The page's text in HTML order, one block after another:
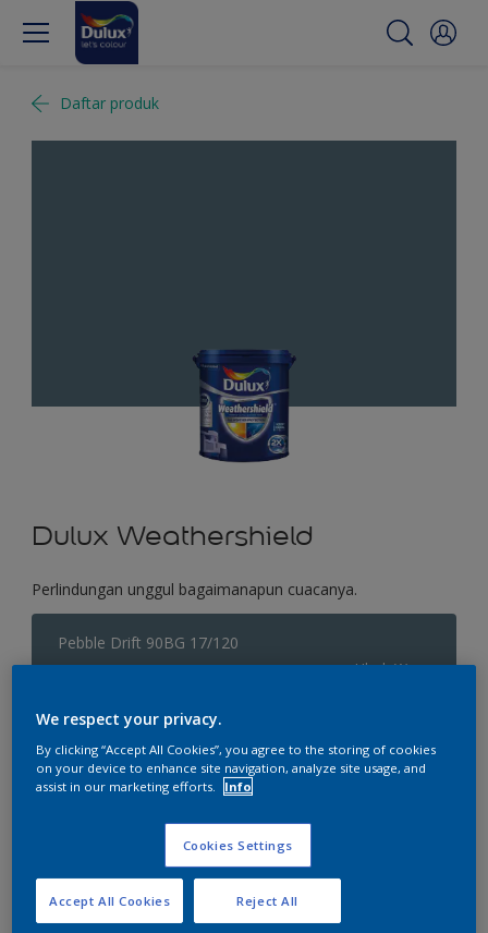
Daftar produk
Dulux Weathershield
Perlindungan unggul bagaimanapun cuacanya.
Pebble Drift 90BG 17/120
Ubah Warna
Ukuran
2.5 L 20 L
Kalkulator cat
Hitung
We respect your privacy.
By clicking “Accept All Cookies”, you agree to the storing of cookies
on your device to enhance site navigation, analyze site usage, and
assist in our marketing efforts.
Info
Cookies Settings
Reject All
Accept All Cookies